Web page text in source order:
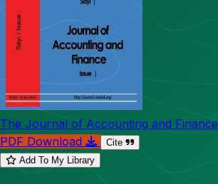
The Journal of Accounting and Finance
PDF Download
Cite
Add To My Library